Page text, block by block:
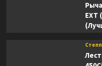
EXT